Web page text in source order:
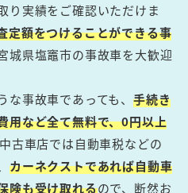
り実績をご確認いただけま
定額をつけることができる事
城県塩竈市の事故車を大歓迎
な事故車であっても、手続き
用など全て無料で、0円以上
古車店では自動車税などの
カーネクストであれば自動車
険も受け取れるので、断然お